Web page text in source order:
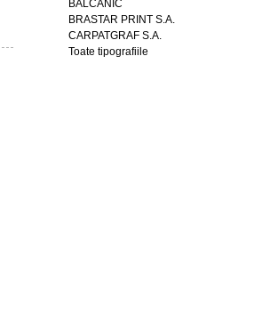
BALCANIC
BRASTAR PRINT S.A.
CARPATGRAF S.A.
Toate tipografiile